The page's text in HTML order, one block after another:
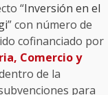
“Inversión en el
” con número de
cofinanciado por
Comercio y
de la
para